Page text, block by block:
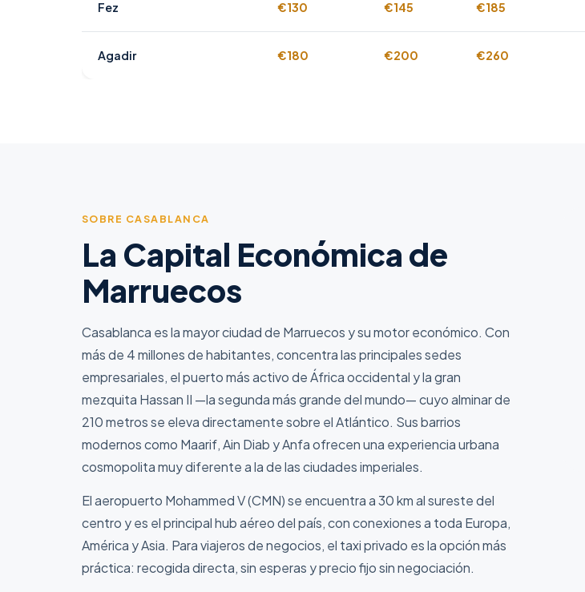
Fez €130 €145 €185
Agadir €180 €200 €260
SOBRE CASABLANCA
La Capital Económica de
Marruecos
Casablanca es la mayor ciudad de Marruecos y su motor económico. Con
más de 4 millones de habitantes, concentra las principales sedes
empresariales, el puerto más activo de África occidental y la gran
mezquita Hassan II —la segunda más grande del mundo— cuyo alminar de
210 metros se eleva directamente sobre el Atlántico. Sus barrios
modernos como Maarif, Ain Diab y Anfa ofrecen una experiencia urbana
cosmopolita muy diferente a la de las ciudades imperiales.
El aeropuerto Mohammed V (CMN) se encuentra a 30 km al sureste del
centro y es el principal hub aéreo del país, con conexiones a toda Europa,
América y Asia. Para viajeros de negocios, el taxi privado es la opción más
práctica: recogida directa, sin esperas y precio fijo sin negociación.